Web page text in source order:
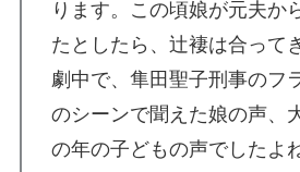
ります。この頃娘が元夫か
たとしたら、辻褄は合って
劇中で、隼田聖子刑事のフ
のシーンで聞えた娘の声、
の年の子どもの声でしたよ